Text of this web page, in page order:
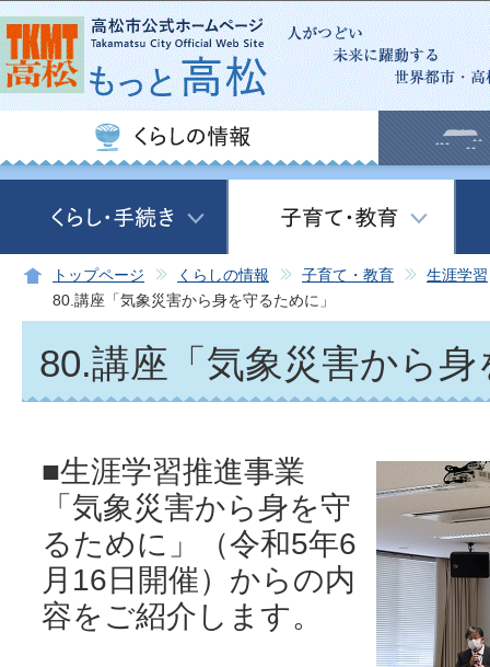
この
トップページ くらしの情報 子育て・教育
生涯学習
80.講座「気象災害から身を守るために」
80.講座「気象災害から
■生涯学習推進事業
「気象災害から身を守
るために」（令和5年6
月16日開催）からの内
容をご紹介します。